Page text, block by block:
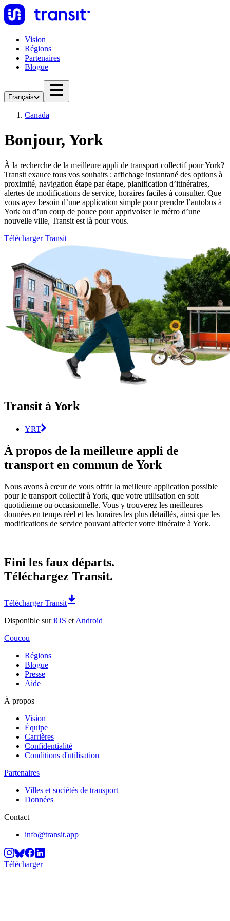
Vision
Régions
Partenaires
Blogue
Français
Canada
Bonjour, York
À la recherche de la meilleure appli de transport collectif pour York?
Transit exauce tous vos souhaits : affichage instantané des options à
proximité, navigation étape par étape, planification d’itinéraires,
alertes de modifications de service, horaires faciles à consulter. Que
vous ayez besoin d’une application simple pour prendre l’autobus à
York ou d’un coup de pouce pour apprivoiser le métro d’une
nouvelle ville, Transit est là pour vous.
Télécharger Transit
Transit à York
YRT
À propos de la meilleure appli de
transport en commun de York
Nous avons à cœur de vous offrir la meilleure application possible
pour le transport collectif à York, que votre utilisation en soit
quotidienne ou occasionnelle. Vous y trouverez les meilleures
données en temps réel et les horaires les plus détaillés, ainsi que les
modifications de service pouvant affecter votre itinéraire à York.
Fini les faux départs.
Téléchargez Transit.
Télécharger Transit
Disponible suriOS et Android
Coucou
Régions
Blogue
Presse
Aide
À propos
Vision
Équipe
Carrières
Confidentialité
Conditions d'utilisation
Partenaires
Villes et sociétés de transport
Données
Contact
info@transit.app
Télécharger